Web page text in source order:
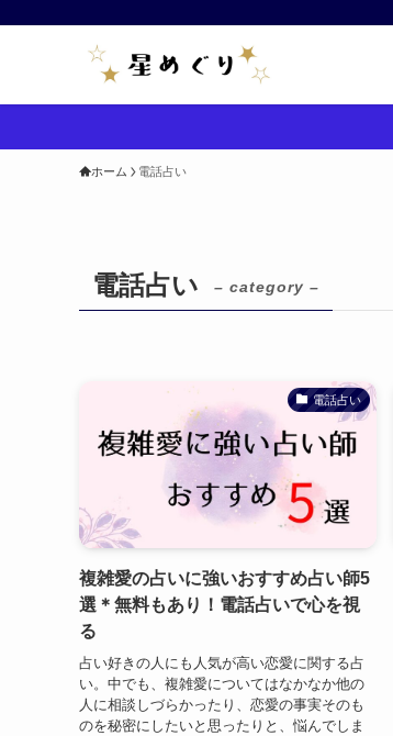
ホーム 電話占い
電話占い – category –
電話占い
複雑愛の占いに強いおすすめ占い師5
選＊無料もあり！電話占いで心を視
る
占い好きの人にも人気が高い恋愛に関する占
い。中でも、複雑愛についてはなかなか他の
人に相談しづらかったり、恋愛の事実そのも
のを秘密にしたいと思ったりと、悩んでしま